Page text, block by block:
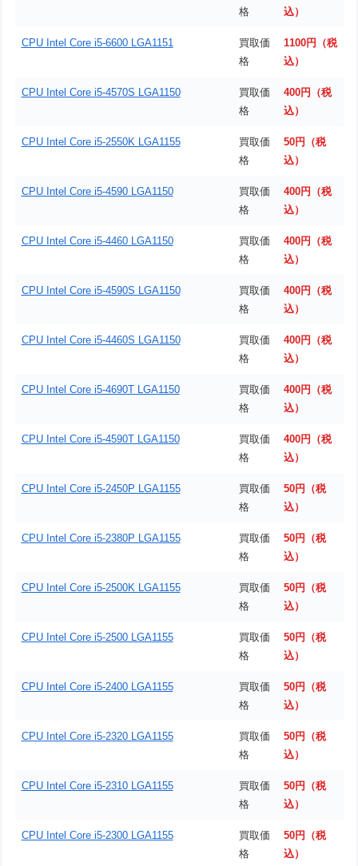
格
込）
CPU Intel Core i5-6600 LGA1151
買取価
格
1100円（税
込）
CPU Intel Core i5-4570S LGA1150
買取価
格
400円（税
込）
CPU Intel Core i5-2550K LGA1155
買取価
格
50円（税
込）
CPU Intel Core i5-4590 LGA1150
買取価
格
400円（税
込）
CPU Intel Core i5-4460 LGA1150
買取価
格
400円（税
込）
CPU Intel Core i5-4590S LGA1150
買取価
格
400円（税
込）
CPU Intel Core i5-4460S LGA1150
買取価
格
400円（税
込）
CPU Intel Core i5-4690T LGA1150
買取価
格
400円（税
込）
CPU Intel Core i5-4590T LGA1150
買取価
格
400円（税
込）
CPU Intel Core i5-2450P LGA1155
買取価
格
50円（税
込）
CPU Intel Core i5-2380P LGA1155
買取価
格
50円（税
込）
CPU Intel Core i5-2500K LGA1155
買取価
格
50円（税
込）
CPU Intel Core i5-2500 LGA1155
買取価
格
50円（税
込）
CPU Intel Core i5-2400 LGA1155
買取価
格
50円（税
込）
CPU Intel Core i5-2320 LGA1155
買取価
格
50円（税
込）
CPU Intel Core i5-2310 LGA1155
買取価
格
50円（税
込）
CPU Intel Core i5-2300 LGA1155
買取価
格
50円（税
込）